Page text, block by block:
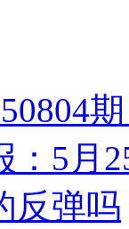
：5月
反弹吗